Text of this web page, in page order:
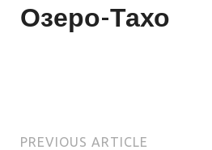
Озеро-Тахо
PREVIOUS ARTICLE